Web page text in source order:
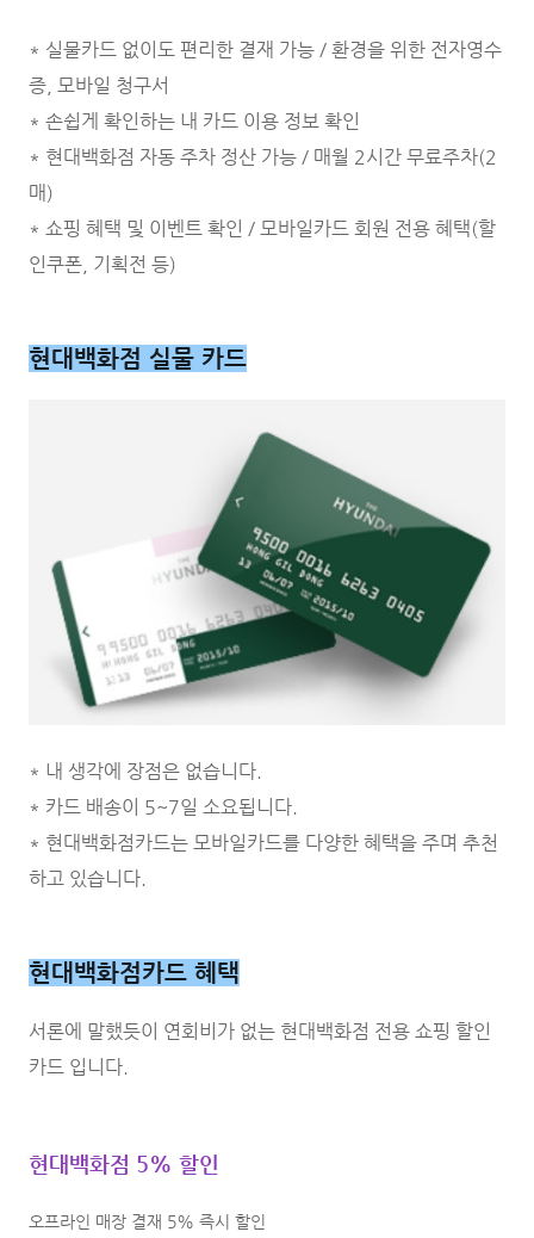
* 실물카드 없이도 편리한 결재 가능 / 환경을 위한 전자영수
증, 모바일 청구서
* 손쉽게 확인하는 내 카드 이용 정보 확인
* 현대백화점 자동 주차 정산 가능 / 매월 2시간 무료주차(2
매)
* 쇼핑 혜택 및 이벤트 확인 / 모바일카드 회원 전용 혜택(할
인쿠폰, 기획전 등)
현대백화점 실물 카드
* 내 생각에 장점은 없습니다.
* 카드 배송이 5~7일 소요됩니다.
* 현대백화점카드는 모바일카드를 다양한 혜택을 주며 추천
하고 있습니다.
현대백화점카드 혜택
서론에 말했듯이 연회비가 없는 현대백화점 전용 쇼핑 할인
카드 입니다.
현대백화점 5% 할인
오프라인 매장 결재 5% 즉시 할인